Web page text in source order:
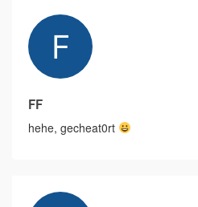
FF
hehe, gecheat0rt